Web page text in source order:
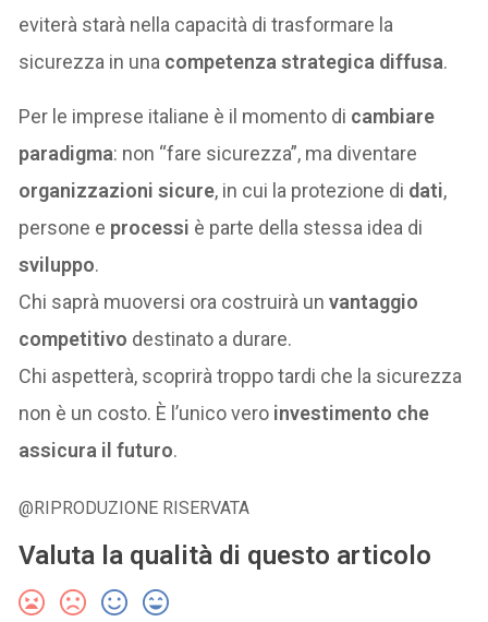
eviterà starà nella capacità di trasformare la
sicurezza in una competenza strategica diffusa.
Per le imprese italiane è il momento di cambiare
paradigma: non “fare sicurezza”, ma diventare
organizzazioni sicure, in cui la protezione di dati,
persone e processi è parte della stessa idea di
sviluppo.
Chi saprà muoversi ora costruirà unvantaggio
competitivo destinato a durare.
Chi aspetterà, scoprirà troppo tardi che la sicurezza
non è un costo. È l’unico vero investimento che
assicura il futuro.
@RIPRODUZIONE RISERVATA
Valuta la qualità di questo articolo